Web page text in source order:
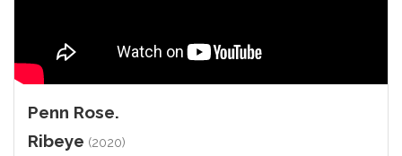
Penn Rose.
Ribeye (2020)